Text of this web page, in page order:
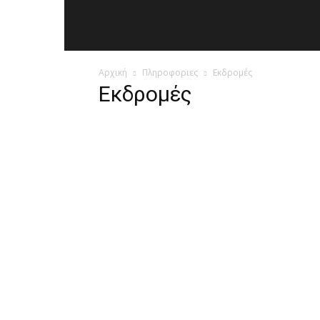
Αρχική Πληροφοριες Εκδρομές
Εκδρομές